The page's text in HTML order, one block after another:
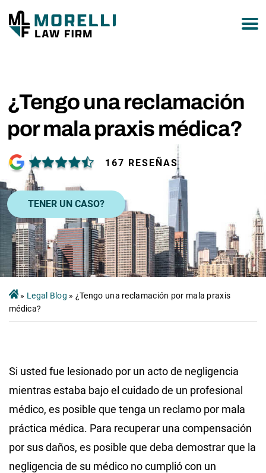
¿Tengo una reclamación
por mala praxis médica?
167 RESEÑAS
TENER UN CASO?
» Legal Blog » ¿Tengo una reclamación por mala praxis
médica?
Si usted fue lesionado por un acto de negligencia
mientras estaba bajo el cuidado de un profesional
médico, es posible que tenga un reclamo por mala
práctica médica. Para recuperar una compensación
por sus daños, es posible que deba demostrar que la
negligencia de su médico no cumplió con un